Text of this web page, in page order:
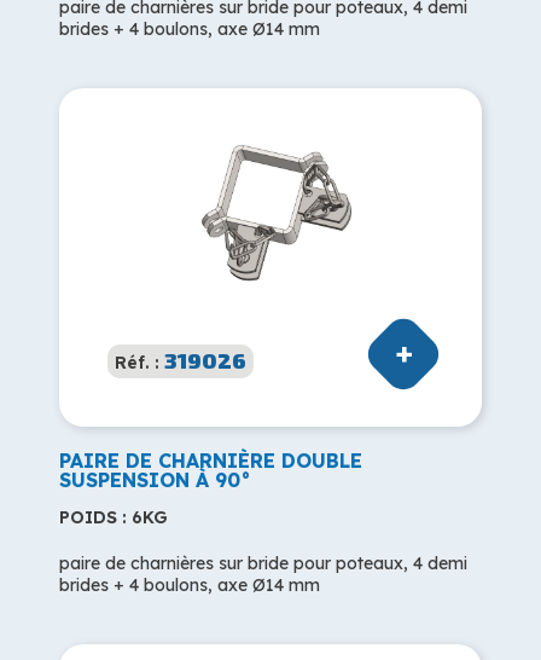
paire de charnières sur bride pour poteaux, 4 demi
brides + 4 boulons, axe Ø14 mm
Réf. : 319026
PAIRE DE CHARNIÈRE DOUBLE
SUSPENSION À 90°
POIDS : 6KG
paire de charnières sur bride pour poteaux, 4 demi
brides + 4 boulons, axe Ø14 mm